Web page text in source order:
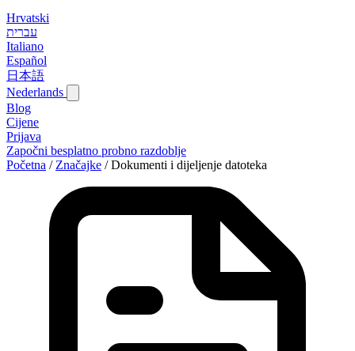
Hrvatski
עברית
Italiano
Español
日本語
Nederlands
Blog‎
Cijene
Prijava
Započni besplatno probno razdoblje
Početna / Značajke / Dokumenti i dijeljenje datoteka